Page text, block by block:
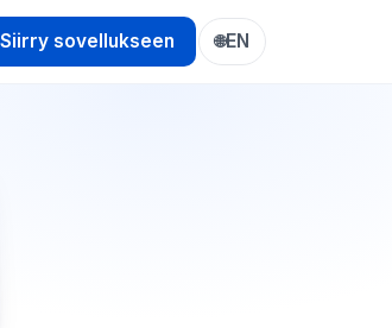
Siirry sovellukseen 🌐EN